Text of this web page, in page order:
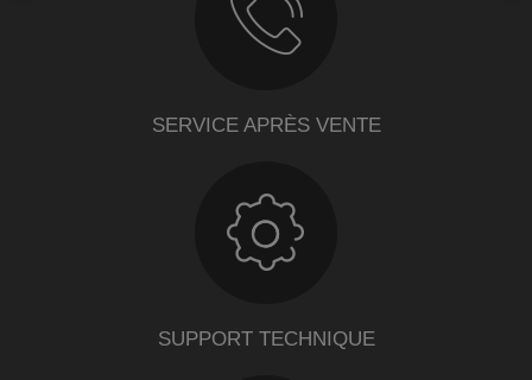
SERVICE APRÈS VENTE
SUPPORT TECHNIQUE